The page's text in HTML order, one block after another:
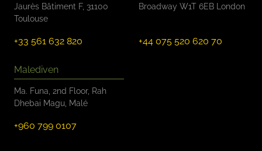
Jaurès Bâtiment F, 31100
Toulouse
+33 561 632 820
Broadway W1T 6EB London
+44 075 520 620 70
Malediven
Ma. Funa, 2nd Floor, Rah
Dhebai Magu, Malé
+960 799 0107